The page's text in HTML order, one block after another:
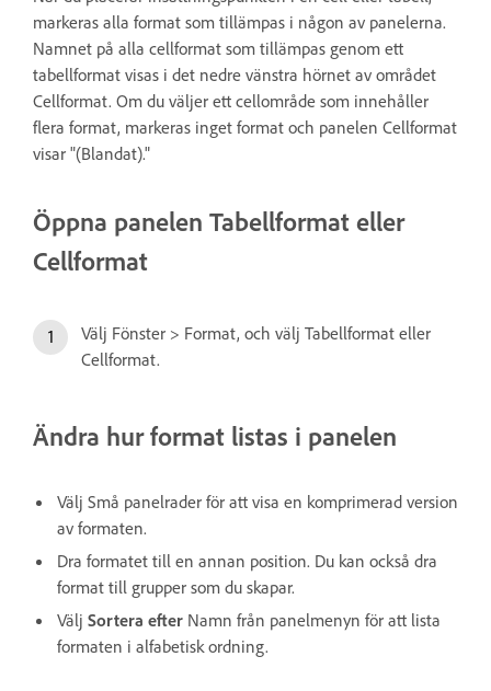
markeras alla format som tillämpas i någon av panelerna.
Namnet på alla cellformat som tillämpas genom ett
tabellformat visas i det nedre vänstra hörnet av området
Cellformat. Om du väljer ett cellområde som innehåller
flera format, markeras inget format och panelen Cellformat
visar "(Blandat)."
Öppna panelen Tabellformat eller
Cellformat
Välj Fönster > Format, och välj Tabellformat eller
Cellformat.
Ändra hur format listas i panelen
Välj Små panelrader för att visa en komprimerad version
av formaten.
Dra formatet till en annan position. Du kan också dra
format till grupper som du skapar.
Välj Sortera efter Namn från panelmenyn för att lista
formaten i alfabetisk ordning.